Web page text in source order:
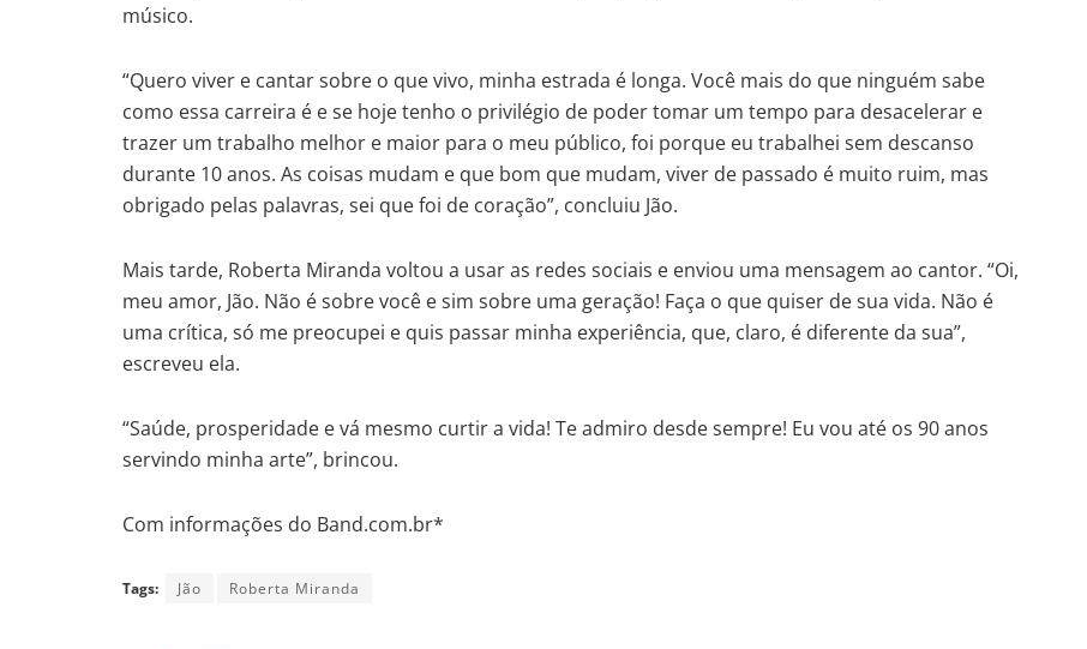
músico.
“Quero viver e cantar sobre o que vivo, minha estrada é longa. Você mais do que ninguém sabe
como essa carreira é e se hoje tenho o privilégio de poder tomar um tempo para desacelerar e
trazer um trabalho melhor e maior para o meu público, foi porque eu trabalhei sem descanso
durante 10 anos. As coisas mudam e que bom que mudam, viver de passado é muito ruim, mas
obrigado pelas palavras, sei que foi de coração”, concluiu Jão.
Mais tarde, Roberta Miranda voltou a usar as redes sociais e enviou uma mensagem ao cantor. “Oi,
meu amor, Jão. Não é sobre você e sim sobre uma geração! Faça o que quiser de sua vida. Não é
uma crítica, só me preocupei e quis passar minha experiência, que, claro, é diferente da sua”,
escreveu ela.
“Saúde, prosperidade e vá mesmo curtir a vida! Te admiro desde sempre! Eu vou até os 90 anos
servindo minha arte”, brincou.
Com informações do Band.com.br*
Tags: Jão Roberta Miranda